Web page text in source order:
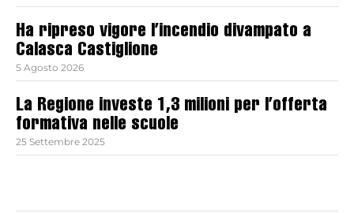
Ha ripreso vigore l’incendio divampato a
Calasca Castiglione
5 Agosto 2026
La Regione investe 1,3 milioni per l’offerta
formativa nelle scuole
25 Settembre 2025